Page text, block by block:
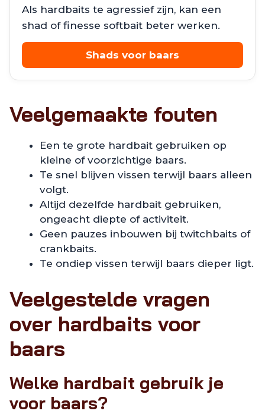
Als hardbaits te agressief zijn, kan een
shad of finesse softbait beter werken.
Shads voor baars
Veelgemaakte fouten
Een te grote hardbait gebruiken op
kleine of voorzichtige baars.
Te snel blijven vissen terwijl baars alleen
volgt.
Altijd dezelfde hardbait gebruiken,
ongeacht diepte of activiteit.
Geen pauzes inbouwen bij twitchbaits of
crankbaits.
Te ondiep vissen terwijl baars dieper ligt.
Veelgestelde vragen
over hardbaits voor
baars
Welke hardbait gebruik je
voor baars?